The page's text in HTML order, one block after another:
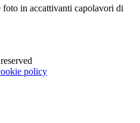
foto in accattivanti capolavori di
policy